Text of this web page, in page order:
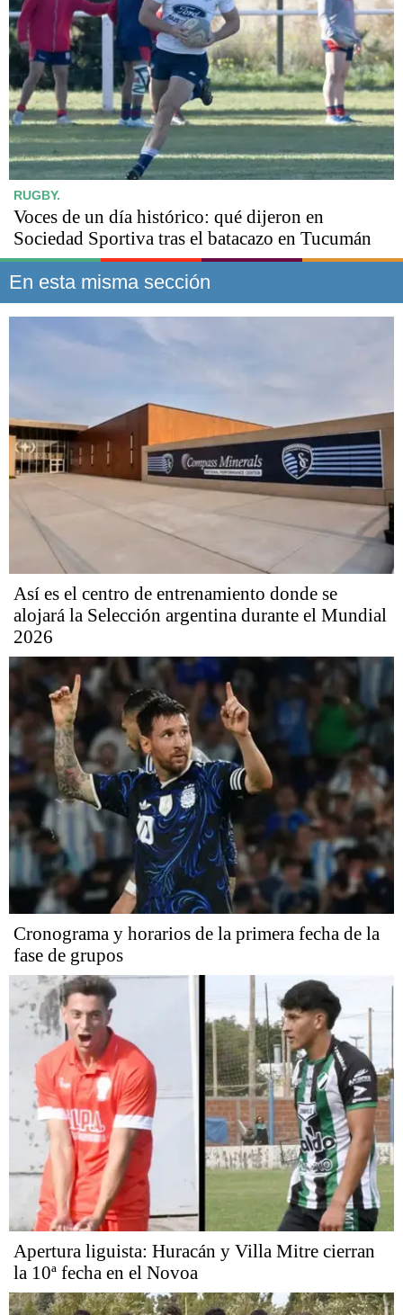
RUGBY.
Voces de un día histórico: qué dijeron en
Sociedad Sportiva tras el batacazo en Tucumán
En esta misma sección
Así es el centro de entrenamiento donde se
alojará la Selección argentina durante el Mundial
2026
Cronograma y horarios de la primera fecha de la
fase de grupos
Apertura liguista: Huracán y Villa Mitre cierran
la 10ª fecha en el Novoa